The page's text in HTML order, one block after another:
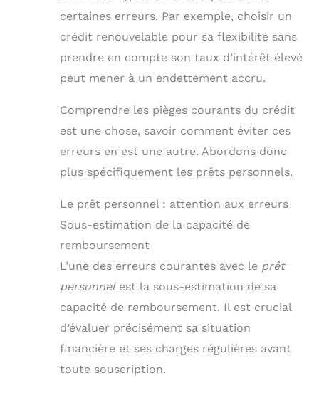
certaines erreurs. Par exemple, choisir un
crédit renouvelable pour sa flexibilité sans
prendre en compte son taux d’intérêt élevé
peut mener à un endettement accru.
Comprendre les pièges courants du crédit
est une chose, savoir comment éviter ces
erreurs en est une autre. Abordons donc
plus spécifiquement les prêts personnels.
Le prêt personnel : attention aux erreurs
Sous-estimation de la capacité de
remboursement
L’une des erreurs courantes avec le prêt
personnelest la sous-estimation de sa
capacité de remboursement. Il est crucial
d’évaluer précisément sa situation
financière et ses charges régulières avant
toute souscription.